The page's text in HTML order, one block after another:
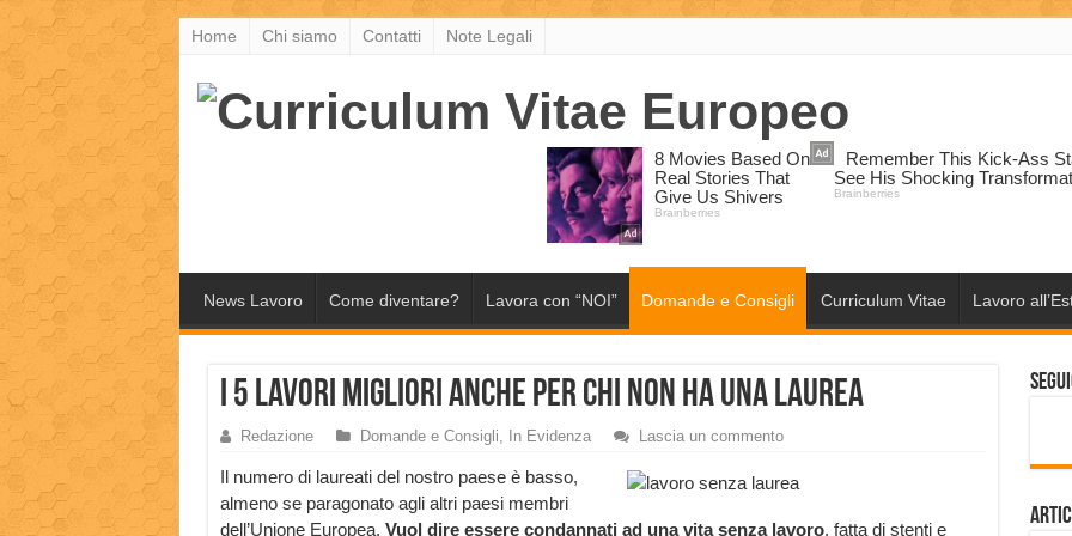
Home Chi siamo Contatti Note Legali
News Lavoro Come diventare? Lavora con “NOI” Domande e Consigli Curriculum Vitae Lavoro
I 5 lavori migliori anche per chi non ha una laurea
Redazione Domande e Consigli, In Evidenza Lascia un commento
Il numero di laureati del nostro paese è basso,
almeno se paragonato agli altri paesi membri
dell’Unione Europea. Vuol dire essere condannati ad una vita senza lavoro, fatta di stenti e